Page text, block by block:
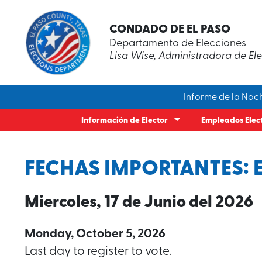
CONDADO DE EL PASO
Departamento de Elecciones
Lisa Wise, Administradora de
Informe de la
Mapa del
Mapas de
Preguntas
Noticias y
Información de Elector Empleados
Mi Panel de Elector
Elección Actual
Lugares de Votación Adelantada
Qué
Boleta
Conviértete en Trabajador Electoral
Capacitación para Trabajadores
Electorales del Día de Elección
Capacitación para Trabajadores
Electorales de la Votación
Disability
FECHAS IMPORTANTES:
Miercoles, 17 de Junio del 2026
Monday, October 5, 2026
Last day to register to vote.